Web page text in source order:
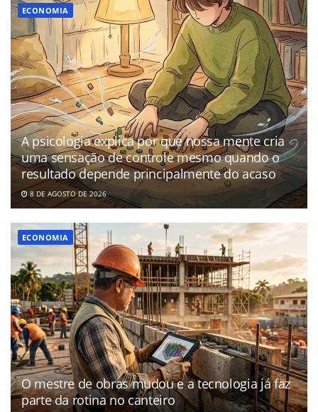
ECONOMIA
A psicologia explica por que nossa mente cria
uma sensação de controle mesmo quando o
resultado depende principalmente do acaso
8 DE AGOSTO DE 2026
ECONOMIA
O mestre de obras mudou e a tecnologia já faz
parte da rotina no canteiro